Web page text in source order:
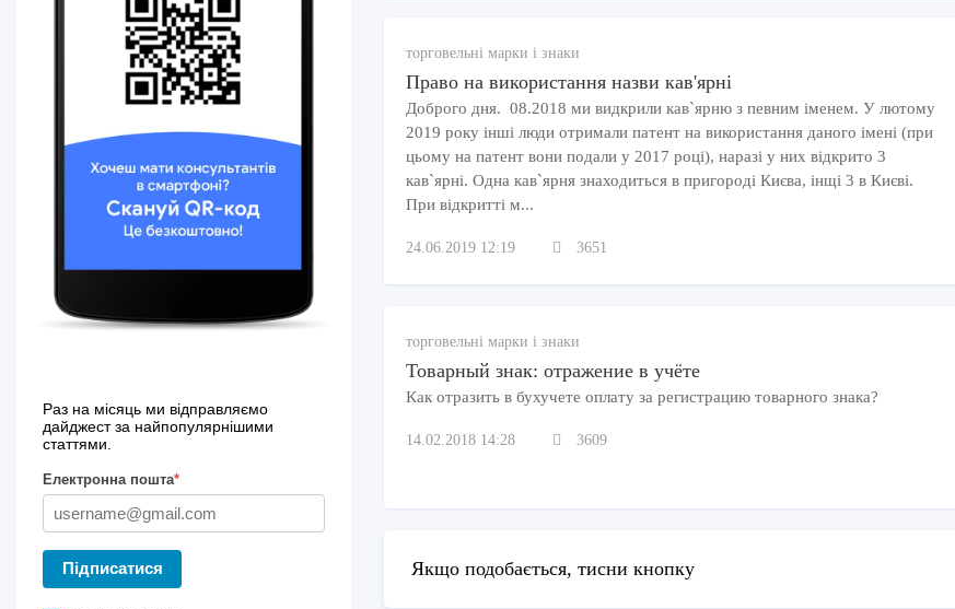
Раз на місяць ми відправляємо
дайджест за найпопулярнішими
статтями.
Електронна пошта*
Підписатися
торговельні марки і знаки
Право на використання назви кав'ярні
Доброго дня. 08.2018 ми видкрили кав`ярню з певним іменем. У лютому
2019 року інші люди отримали патент на використання даного імені (при
цьому на патент вони подали у 2017 році), наразі у них відкрито 3
кав`ярні. Одна кав`ярня знаходиться в пригороді Києва, інщі 3 в Києві.
При відкритті м...
24.06.2019 12:19 3651
торговельні марки і знаки
Товарный знак: отражение в учёте
Как отразить в бухучете оплату за регистрацию товарного знака?
14.02.2018 14:28 3609
Якщо подобається, тисни кнопку